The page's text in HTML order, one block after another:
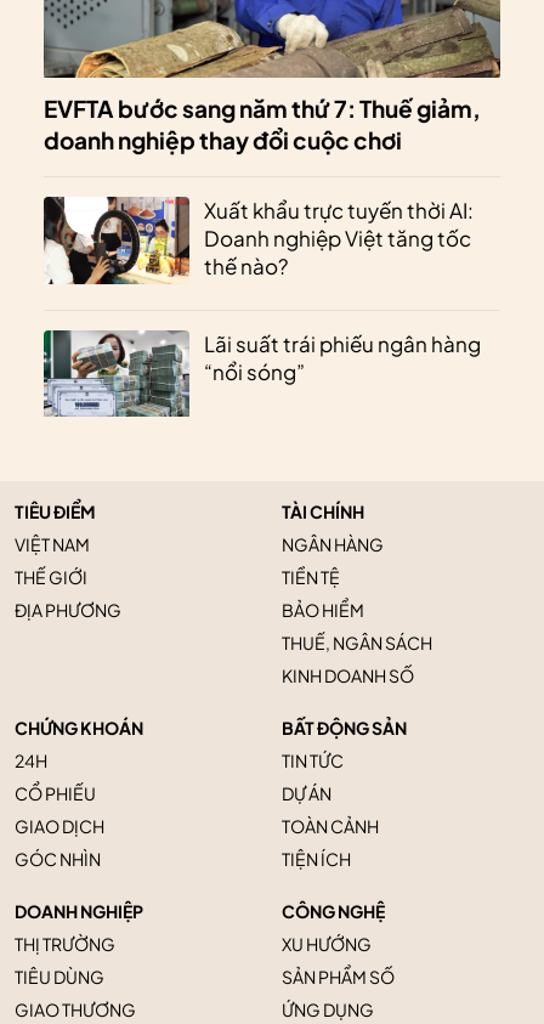
EVFTA bước sang năm thứ 7: Thuế giảm,
doanh nghiệp thay đổi cuộc chơi
Xuất khẩu trực tuyến thời AI:
Doanh nghiệp Việt tăng tốc
thế nào?
Lãi suất trái phiếu ngân hàng
“nổi sóng”
TIÊU ĐIỂM
VIỆT NAM
THẾ GIỚI
ĐỊA PHƯƠNG
TÀI CHÍNH
NGÂN HÀNG
TIỀN TỆ
BẢO HIỂM
THUẾ, NGÂN SÁCH
KINH DOANH SỐ
CHỨNG KHOÁN
24H
CỔ PHIẾU
GIAO DỊCH
GÓC NHÌN
BẤT ĐỘNG SẢN
TIN TỨC
DỰ ÁN
TOÀN CẢNH
TIỆN ÍCH
DOANH NGHIỆP
THỊ TRƯỜNG
TIÊU DÙNG
GIAO THƯƠNG
CÔNG NGHỆ
XU HƯỚNG
SẢN PHẨM SỐ
ỨNG DỤNG